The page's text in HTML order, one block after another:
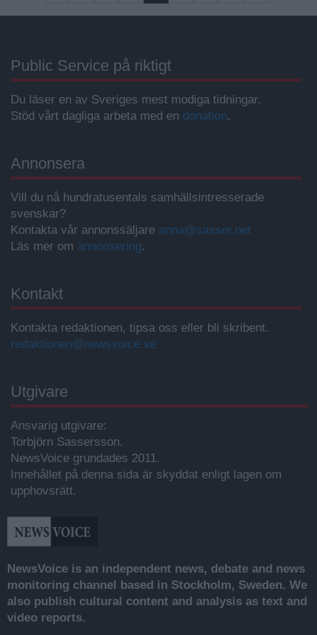
Public Service på riktigt
Du läser en av Sveriges mest modiga tidningar.
Stöd vårt dagliga arbeta med en donation.
Annonsera
Vill du nå hundratusentals samhällsintresserade
svenskar?
Kontakta vår annonssäljare anna@sasser.net
Läs mer om annonsering.
Kontakt
Kontakta redaktionen, tipsa oss eller bli skribent.
redaktionen@newsvoice.se
Utgivare
Ansvarig utgivare:
Torbjörn Sassersson.
NewsVoice grundades 2011.
Innehållet på denna sida är skyddat enligt lagen om
upphovsrätt.
NewsVoice is an independent news, debate and news
monitoring channel based in Stockholm, Sweden. We
also publish cultural content and analysis as text and
video reports.